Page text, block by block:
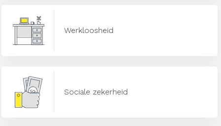
Werkloosheid
Sociale zekerheid